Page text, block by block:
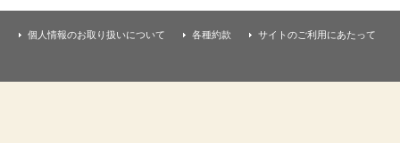
個人情報のお取り扱いについて 各種約款 サイトのご利用にあたって